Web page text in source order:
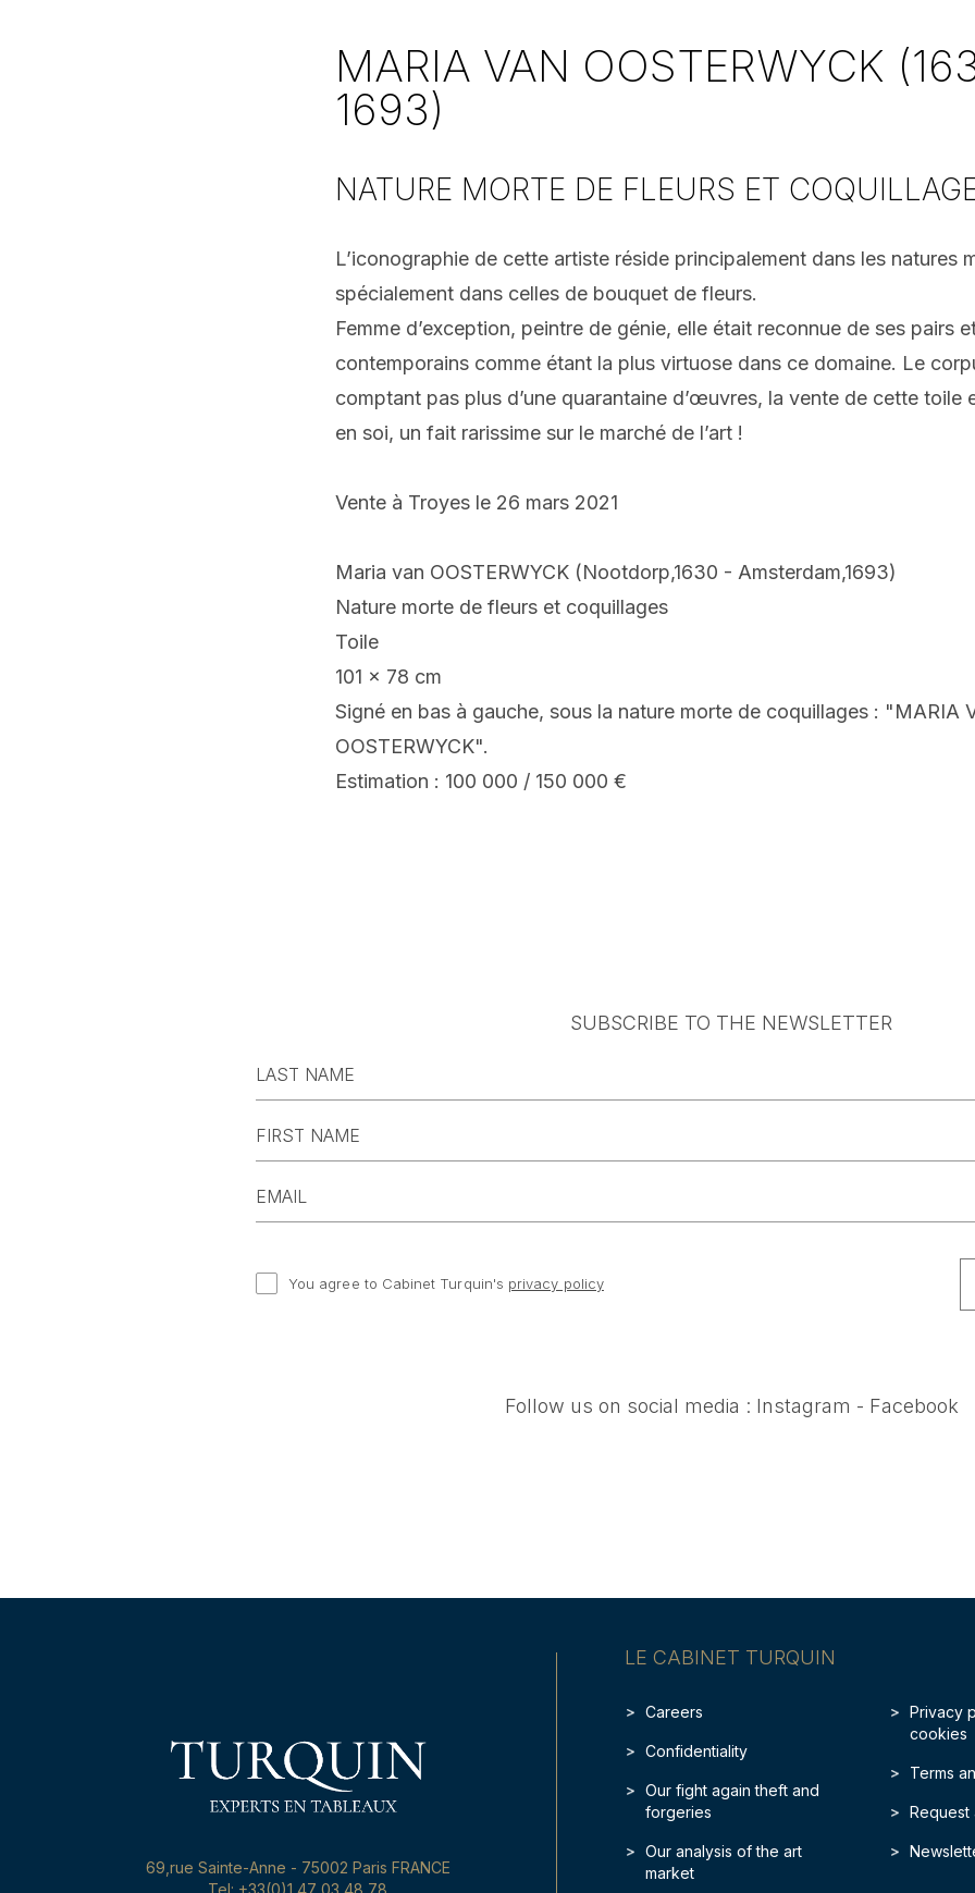
MARIA VAN OOSTERWYCK
1693)
NATURE MORTE DE FLEURS ET
L’iconographie de cette artiste réside principalement dans les natures
spécialement dans celles de bouquet de fleurs.
Femme d’exception, peintre de génie, elle était reconnue de ses pairs
contemporains comme étant la plus virtuose dans ce domaine. Le
comptant pas plus d’une quarantaine d’œuvres, la vente de cette toile
en soi, un fait rarissime sur le marché de l’art !
Vente à Troyes le 26 mars 2021
Maria van OOSTERWYCK (Nootdorp,1630 - Amsterdam,1693)
Nature morte de fleurs et coquillages
Toile
101 x 78 cm
Signé en bas à gauche, sous la nature morte de coquillages : "MARIA
OOSTERWYCK".
Estimation : 100 000 / 150 000 €
SUBSCRIBE TO THE NEWSLETTER
You agree to Cabinet Turquin's privacy policy
Follow us on social media : Instagram - Facebook
LE CABINET TURQUIN
Careers
Confidentiality
Our fight again theft and
forgeries
Our analysis of the art
market
Privacy
cookies
Terms
Request
69,rue Sainte-Anne - 75002 Paris FRANCE
Tel: +33(0)1 47 03 48 78